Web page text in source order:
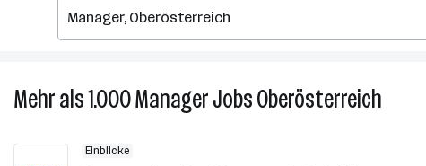
Mehr als 1.000ManagerJobsOberösterreich
Einblicke